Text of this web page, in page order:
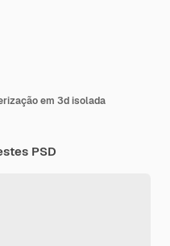
em 3d isolada
PSD